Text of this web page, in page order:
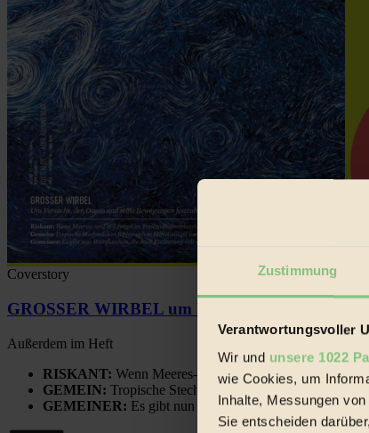
Zustimmung
Verantwortungsvoller
Wir und unsere 1022
wie Cookies, um
Inhalte, Messungen
Sie entscheiden
Coverstory
GROSSER WIRBEL um Versuche, den Ozean
Außerdem im Heft
RISKANT: Wenn Meeres- und Wildvögel im
GEMEIN: Tropische Stechmücken fühlen sich in
GEMEINER: Es gibt nun Weinflaschen, die nach